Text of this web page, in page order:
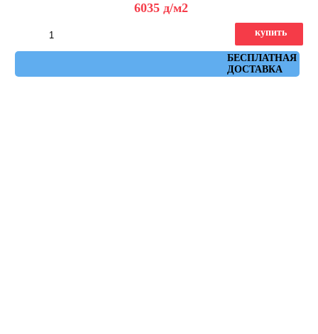
6035 д/м2
БЕСПЛАТНАЯ
ДОСТАВКА
купить